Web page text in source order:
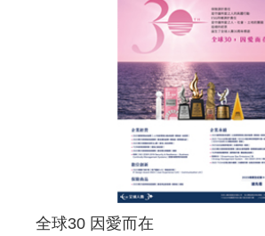
全球30 因愛而在